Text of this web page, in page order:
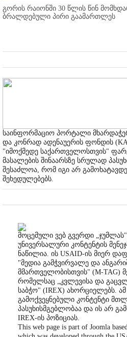
გორის რაიონში 30 წლის წინ
ბრალდებული პირი გაამართლეს
საინფორმაციო პორტალი
და კონრად ადენაუერის ფონდის
"იმოქმედე საქართველოსთვის"
მასალების შინაარსზე სრულად
შესაძლოა, რომ იგი არ
შეხედულებებს.
მოცემული ვებ გვერდი
უნივერსალური კონტენტის
ნაწილია. ის USAID-ის მიერ
"მედია გამჭვირვალე და
მმართველობისთვის" (M-TAG)
რომელსაც „კვლევისა და
საბჭო" (IREX) ახორციელებს. ამ
გამოქვეყნებული კონტენტი
პასუხისმგებლობაა და ის არ
IREX-ის პოზიციას.
This web page is part of Joomla